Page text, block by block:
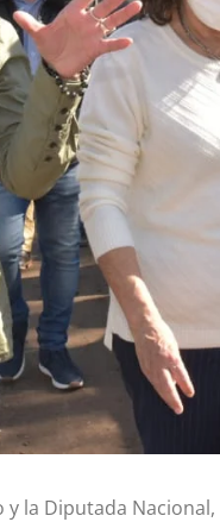
la Diputada